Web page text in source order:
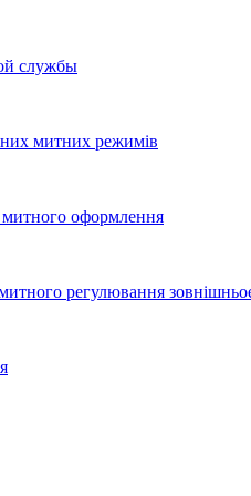
службы
митних режимів
митного оформлення
регулювання